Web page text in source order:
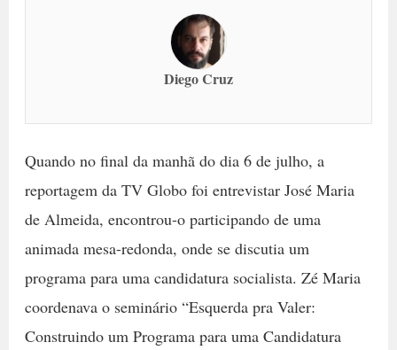
Diego Cruz
Quando no final da manhã do dia 6 de julho, a
reportagem da TV Globo foi entrevistar José Maria
de Almeida, encontrou-o participando de uma
animada mesa-redonda, onde se discutia um
programa para uma candidatura socialista. Zé Maria
coordenava o seminário “Esquerda pra Valer:
Construindo um Programa para uma Candidatura